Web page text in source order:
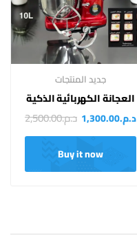
جديد المنتجات
العجانة الكهربائية الذكية
د.م.1,300.00 د.م.2,500.00
Buy it now